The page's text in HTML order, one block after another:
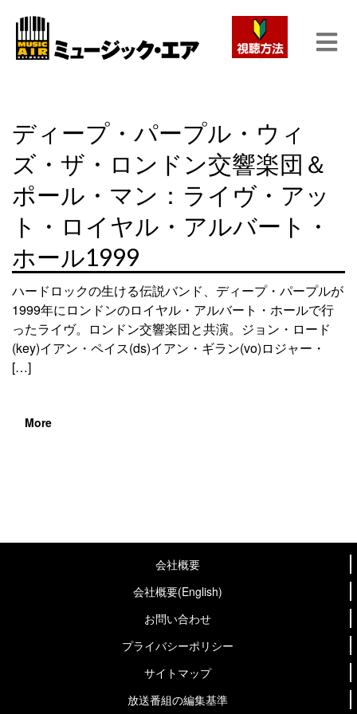
ディープ・パープル・ウィ
ズ・ザ・ロンドン交響楽団＆
ポール・マン：ライヴ・アッ
ト・ロイヤル・アルバート・
ホール1999
ハードロックの生ける伝説バンド、ディープ・パープルが
1999年にロンドンのロイヤル・アルバート・ホールで行
ったライヴ。ロンドン交響楽団と共演。ジョン・ロード
(key)イアン・ペイス(ds)イアン・ギラン(vo)ロジャー・
[…]
More
会社概要
会社概要(English)
お問い合わせ
プライバシーポリシー
サイトマップ
放送番組の編集基準